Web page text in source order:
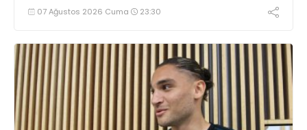
07 Ağustos 2026 Cuma 23:30